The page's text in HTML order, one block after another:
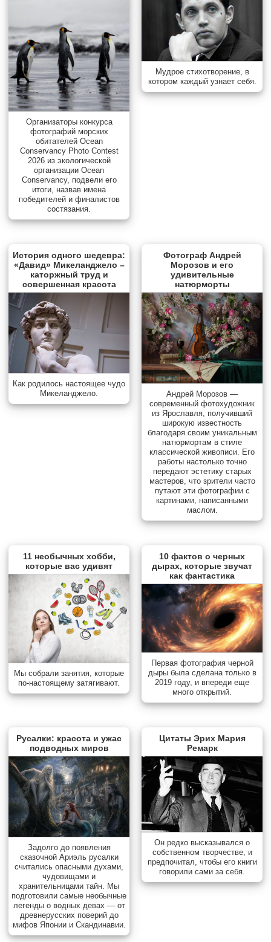
Организаторы конкурса
фотографий морских
обитателей Ocean
Conservancy Photo Contest
2026 из экологической
организации Ocean
Conservancy, подвели его
итоги, назвав имена
победителей и финалистов
состязания.
Мудрое стихотворение, в
котором каждый узнает себя.
История одного шедевра:
«Давид» Микеланджело –
каторжный труд и
совершенная красота
Как родилось настоящее чудо
Микеланджело.
Фотограф Андрей
Морозов и его
удивительные
натюрморты
Андрей Морозов —
современный фотохудожник
из Ярославля, получивший
широкую известность
благодаря своим уникальным
натюрмортам в стиле
классической живописи. Его
работы настолько точно
передают эстетику старых
мастеров, что зрители часто
путают эти фотографии с
картинами, написанными
маслом.
11 необычных хобби,
которые вас удивят
Мы собрали занятия, которые
по-настоящему затягивают.
10 фактов о черных
дырах, которые звучат
как фантастика
Первая фотография черной
дыры была сделана только в
2019 году, и впереди еще
много открытий.
Русалки: красота и ужас
подводных миров
Задолго до появления
сказочной Ариэль русалки
считались опасными духами,
чудовищами и
хранительницами тайн. Мы
подготовили самые необычные
легенды о водных девах — от
древнерусских поверий до
мифов Японии и Скандинавии.
Цитаты Эрих Мария
Ремарк
Он редко высказывался о
собственном творчестве, и
предпочитал, чтобы его книги
говорили сами за себя.